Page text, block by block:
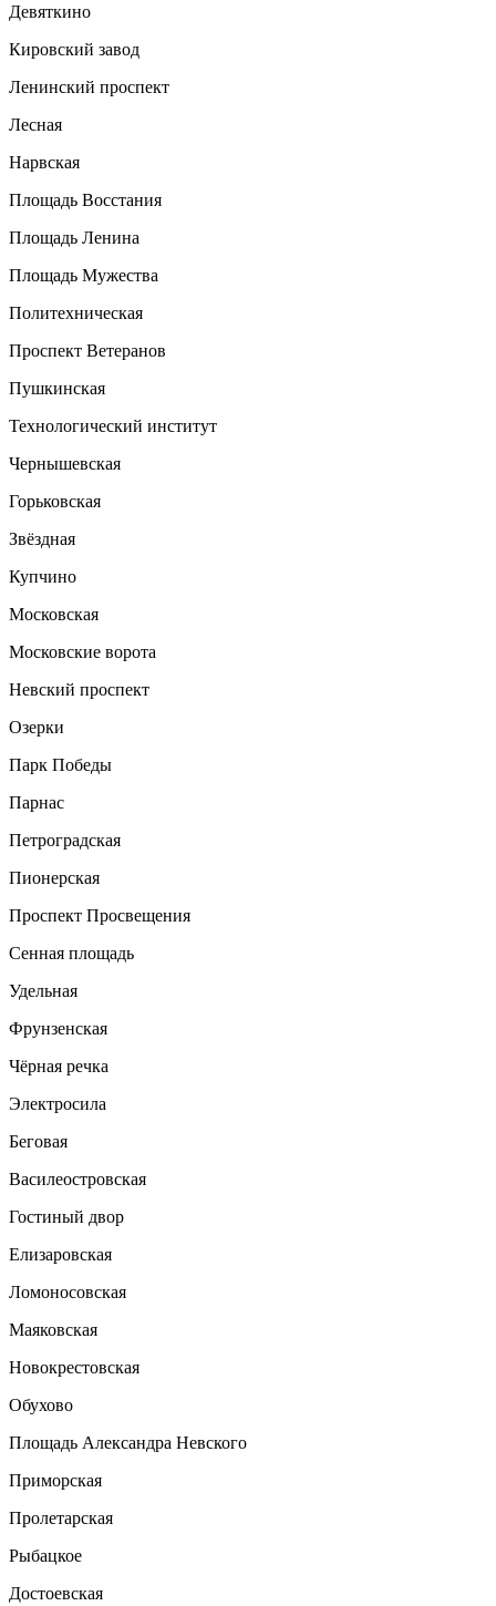
Девяткино
Кировский завод
Ленинский проспект
Лесная
Нарвская
Площадь Восстания
Площадь Ленина
Площадь Мужества
Политехническая
Проспект Ветеранов
Пушкинская
Технологический институт
Чернышевская
Горьковская
Звёздная
Купчино
Московская
Московские ворота
Невский проспект
Озерки
Парк Победы
Парнас
Петроградская
Пионерская
Проспект Просвещения
Сенная площадь
Удельная
Фрунзенская
Чёрная речка
Электросила
Беговая
Василеостровская
Гостиный двор
Елизаровская
Ломоносовская
Маяковская
Новокрестовская
Обухово
Площадь Александра Невского
Приморская
Пролетарская
Рыбацкое
Достоевская